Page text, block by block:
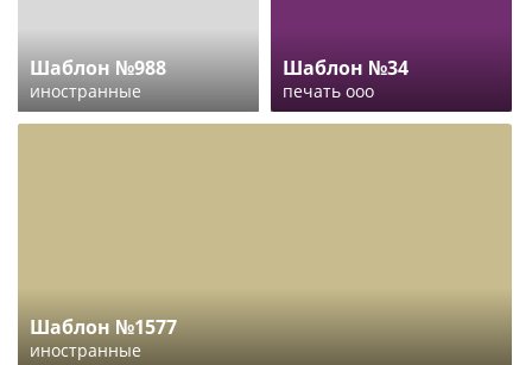
Шаблон №988
иностранные
Шаблон №34
печать ооо
Шаблон №1577
иностранные